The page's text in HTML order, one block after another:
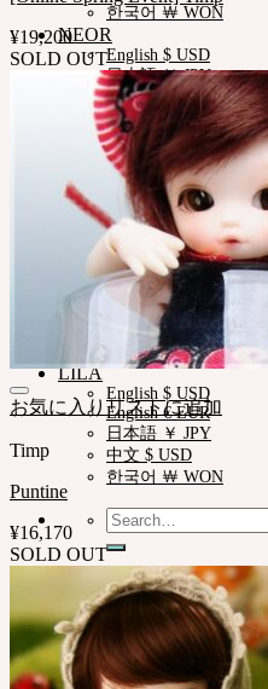
한국어 ￦ WON
NEOR
English $ USD
日本語 ￥ JPY
中文 $ USD
한국어 ￦ WON
IDEALIAN
English $ USD
日本語 ￥ JPY
中文 $ USD
한국어 ￦ WON
ROSETTE
English $ USD
English € EUR
日本語 ￥ JPY
中文 $ USD
한국어 ￦ WON
LILA
English $ USD
English € EUR
日本語 ￥ JPY
中文 $ USD
한국어 ￦ WON
Search
for:
No products in the cart.
Cart
No products in the cart.
¥19,200
SOLD OUT
お気に入りリストに追加
Timp
Puntine
¥16,170
SOLD OUT